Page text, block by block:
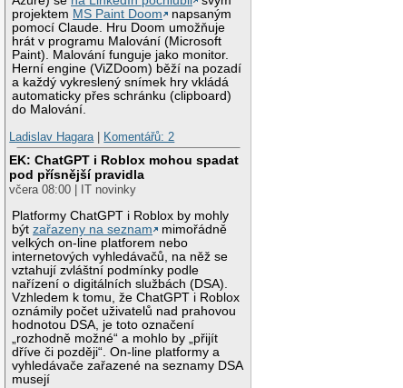
projektem MS Paint Doom
napsaným
pomocí Claude. Hru Doom umožňuje
hrát v programu Malování (Microsoft
Paint). Malování funguje jako monitor.
Herní engine (ViZDoom) běží na pozadí
a každý vykreslený snímek hry vkládá
automaticky přes schránku (clipboard)
do Malování.
Ladislav Hagara
Komentářů: 2
EK: ChatGPT i Roblox mohou spadat
pod přísnější pravidla
včera 08:00 | IT novinky
Platformy ChatGPT i Roblox by mohly
býtzařazeny na seznam
mimořádně
velkých on-line platforem nebo
internetových vyhledávačů, na něž se
vztahují zvláštní podmínky podle
nařízení o digitálních službách (DSA).
Vzhledem k tomu, že ChatGPT i Roblox
oznámily počet uživatelů nad prahovou
hodnotou DSA, je toto označení
„rozhodně možné“ a mohlo by „přijít
dříve či později“. On-line platformy a
vyhledávače zařazené na seznamy DSA
musejí